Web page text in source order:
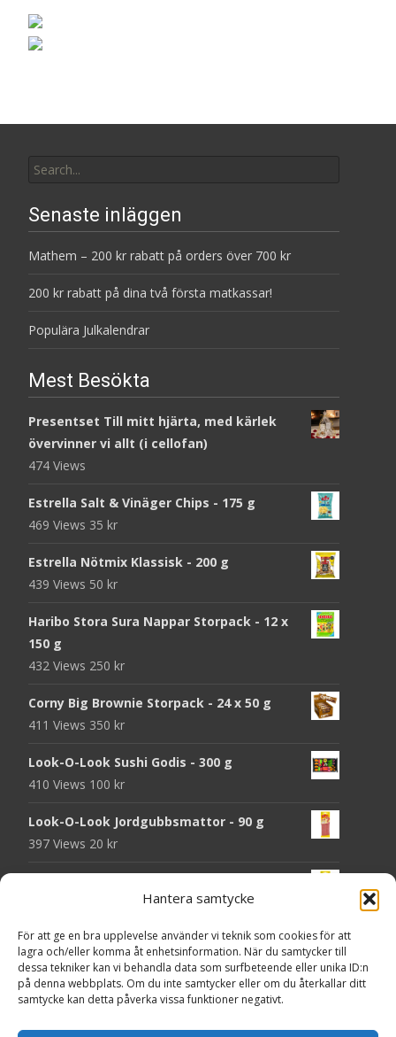
Hantera samtycke
För att ge en bra upplevelse använder vi teknik som cookies för att
lagra och/eller komma åt enhetsinformation. När du samtycker till
dessa tekniker kan vi behandla data som surfbeteende eller unika ID:n
på denna webbplats. Om du inte samtycker eller om du återkallar ditt
samtycke kan detta påverka vissa funktioner negativt.
for:
Senaste inläggen
Mathem – 200 kr rabatt på orders över 700 kr
200 kr rabatt på dina två första matkassar!
Populära Julkalendrar
Mest Besökta
Presentset Till mitt hjärta, med kärlek
övervinner vi allt (i cellofan)
474 Views
Estrella Salt & Vinäger Chips - 175 g
469 Views 35 kr
Estrella Nötmix Klassisk - 200 g
439 Views 50 kr
Haribo Stora Sura Nappar Storpack - 12 x
150 g
432 Views 250 kr
Corny Big Brownie Storpack - 24 x 50 g
411 Views 350 kr
Look-O-Look Sushi Godis - 300 g
410 Views 100 kr
Look-O-Look Jordgubbsmattor - 90 g
397 Views 20 kr
Haribo Starmix - 170 g
387 Views25kr
Godsaker "Till mitt hjärta" - Majas lyktor/